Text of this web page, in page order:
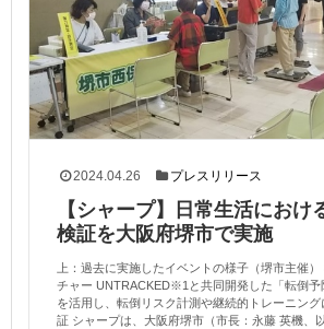
2024.04.26 プレスリリース
【シャープ】日常生活におけ
検証を大阪府堺市で実施
上：過去に実施したイベントの様子（堺市主催
チャー UNTRACKED※1と共同開発した「転倒予
を活用し、転倒リスク計測や継続的トレーニン
証 シャープは、大阪府堺市（市長：永藤 英機、